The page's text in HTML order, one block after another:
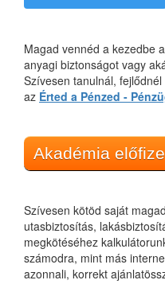
Magad vennéd a kezedbe
anyagi biztonságot vagy
Szívesen tanulnál,
az Érted a Pénzed -
Akadémia
Szívesen kötöd saját
utasbiztosítás,
megkötéséhez
számodra, mint más
azonnali, korrekt